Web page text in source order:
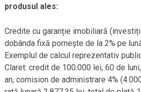
produsul ales:
Credite cu garanție imobiliară
dobânda fixă pornește de la 2% pe
Exemplul de calcul reprezentativ
Claret: credit de 100.000 lei, 60 de
an, comision de administrare 4%